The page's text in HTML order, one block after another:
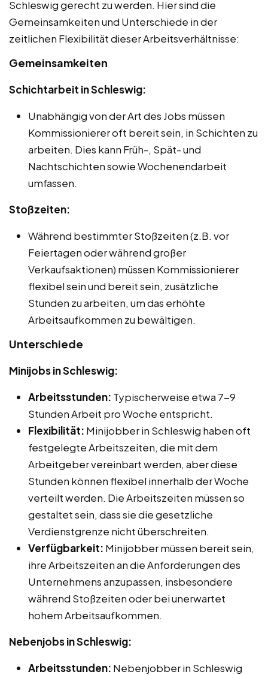
Schleswig gerecht zu werden. Hier sind die
Gemeinsamkeiten und Unterschiede in der
zeitlichen Flexibilität dieser Arbeitsverhältnisse:
Gemeinsamkeiten
Schichtarbeit in Schleswig:
Unabhängig von der Art des Jobs müssen
Kommissionierer oft bereit sein, in Schichten zu
arbeiten. Dies kann Früh-, Spät- und
Nachtschichten sowie Wochenendarbeit
umfassen.
Stoßzeiten:
Während bestimmter Stoßzeiten (z.B. vor
Feiertagen oder während großer
Verkaufsaktionen) müssen Kommissionierer
flexibel sein und bereit sein, zusätzliche
Stunden zu arbeiten, um das erhöhte
Arbeitsaufkommen zu bewältigen.
Unterschiede
Minijobs in Schleswig:
Arbeitsstunden: Typischerweise etwa 7-9
Stunden Arbeit pro Woche entspricht.
Flexibilität: Minijobber in Schleswig haben oft
festgelegte Arbeitszeiten, die mit dem
Arbeitgeber vereinbart werden, aber diese
Stunden können flexibel innerhalb der Woche
verteilt werden. Die Arbeitszeiten müssen so
gestaltet sein, dass sie die gesetzliche
Verdienstgrenze nicht überschreiten.
Verfügbarkeit: Minijobber müssen bereit sein,
ihre Arbeitszeiten an die Anforderungen des
Unternehmens anzupassen, insbesondere
während Stoßzeiten oder bei unerwartet
hohem Arbeitsaufkommen.
Nebenjobs in Schleswig:
Arbeitsstunden: Nebenjobber in Schleswig